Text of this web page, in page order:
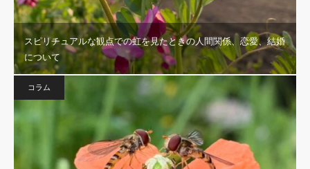
スピリチュアルな観点での虹を見たときの人間関係、恋愛、結婚
について
コラム